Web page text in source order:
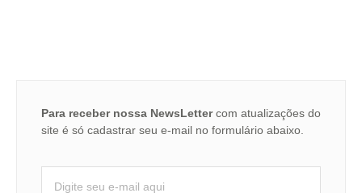
Para receber nossa NewsLettercom atualizações do
site é só cadastrar seu e-mail no formulário abaixo.